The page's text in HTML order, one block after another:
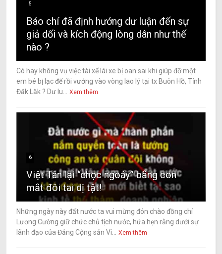
5
Báo chí đã định hướng dư luận đến sự
giả dối và kích động lòng dân như thế
nào ?
Có hay không vụ việc tài xế lái xe bị oan sai khi giúp đỡ một
em bé bị lạc để rồi vướng vào vòng lao lý tại tx Buôn Hồ, Tỉnh
Đăk Lăk ? Dư lu...
Xem thêm
6
Việt Tân lại “chọc ngoáy” bằng con
mắt đôi tai dị tật!
Những ngày này đất nước ta vui mừng đón chào đồng chí
Lương Cường giữ chức chủ tịch nước, hứa hẹn rằng dưới sự
lãnh đạo của Đảng Cộng sản Vi...
Xem thêm